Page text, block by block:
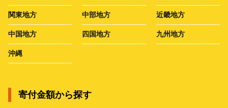
関東地方 中部地方 近畿地方
中国地方 四国地方 九州地方
沖縄
寄付金額から探す